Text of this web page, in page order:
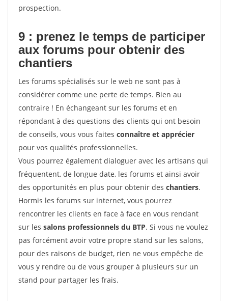
prospection.
9 : prenez le temps de participer
aux forums pour obtenir des
chantiers
Les forums spécialisés sur le web ne sont pas à
considérer comme une perte de temps. Bien au
contraire ! En échangeant sur les forums et en
répondant à des questions des clients qui ont besoin
de conseils, vous vous faites connaître et apprécier
pour vos qualités professionnelles.
Vous pourrez également dialoguer avec les artisans qui
fréquentent, de longue date, les forums et ainsi avoir
des opportunités en plus pour obtenir des chantiers.
Hormis les forums sur internet, vous pourrez
rencontrer les clients en face à face en vous rendant
sur les salons professionnels du BTP. Si vous ne voulez
pas forcément avoir votre propre stand sur les salons,
pour des raisons de budget, rien ne vous empêche de
vous y rendre ou de vous grouper à plusieurs sur un
stand pour partager les frais.